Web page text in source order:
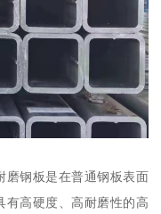
磨钢板是在普通钢板表面
有高硬度、高耐磨性的高